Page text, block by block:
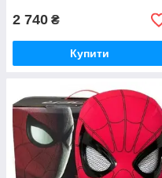
2 740 ₴
Купити